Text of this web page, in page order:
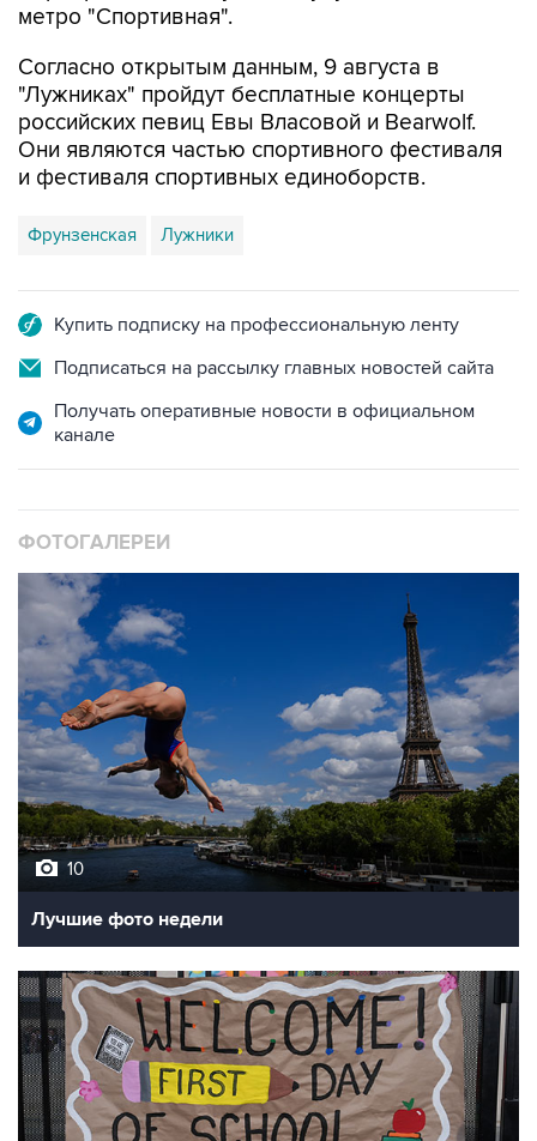
метро "Спортивная".
Согласно открытым данным, 9 августа в
"Лужниках" пройдут бесплатные концерты
российских певиц Евы Власовой и Bearwolf.
Они являются частью спортивного фестиваля
и фестиваля спортивных единоборств.
Фрунзенская Лужники
Купить подписку на профессиональную ленту
Подписаться на рассылку главных новостей сайта
Получать оперативные новости в официальном
канале
ФОТОГАЛЕРЕИ
10
Лучшие фото недели